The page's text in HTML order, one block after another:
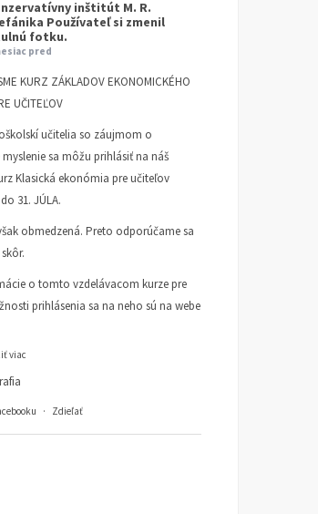
inštitút M. R.
Používateľ si zmenil
fotku.
pred
KURZ ZÁKLADOV EKONOMICKÉHO
UČITEĽOV
učitelia so záujmom o
sa môžu prihlásiť na náš
Klasická ekonómia pre učiteľov
31. JÚLA.
obmedzená. Preto odporúčame sa
o tomto vzdelávacom kurze pre
prihlásenia sa na neho sú na webe
viac
· Zdieľať